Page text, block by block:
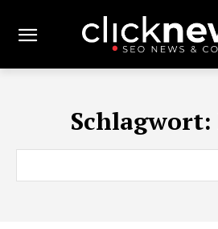
Schlagwort: